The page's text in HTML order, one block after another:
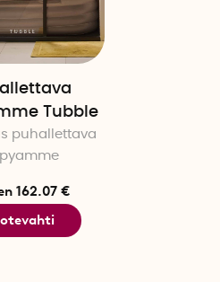
Sähkökäyttöinen pumppu
Kaksoispuhallin
Tyhjennysletku 120 cm
Tietoa Tubblesta
Ilmatäytteisen
asunnossaan Pijpissä,
mikä sai Arnoudin
Tubble
puhallettava
162.07 €